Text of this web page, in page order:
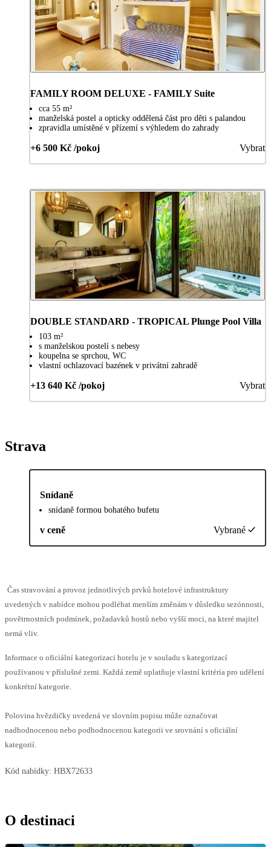
FAMILY ROOM DELUXE - FAMILY Suite
cca 55 m²
manželská postel a opticky oddělená část pro děti s palandou
zpravidla umístěné v přízemí s výhledem do zahrady
+6 500 Kč /pokoj Vybrat
DOUBLE STANDARD - TROPICAL Plunge Pool Villa
103 m²
s manželskou postelí s nebesy
koupelna se sprchou, WC
vlastní ochlazovací bazének v privátní zahradě
+13 640 Kč /pokoj Vybrat
Strava
Snídaně
snídaně formou bohatého bufetu
v ceně Vybrané
Čas stravování a provoz jednotlivých prvků hotelové infrastruktury
uvedených v nabídce mohou podléhat menším změnám v důsledku sezónnosti,
povětrnostních podmínek, požadavků hostů nebo vyšší moci, na které majitel
nemá vliv.
Informace o oficiální kategorizaci hotelu je v souladu s kategorizací
používanou v příslušné zemi. Každá země uplatňuje vlastní kritéria pro udělení
konkrétní kategorie.
Polovina hvězdičky uvedená ve slovním popisu může označovat
nadhodnocenou nebo podhodnocenou kategorii ve srovnání s oficiální
kategorií.
Kód nabídky: HBX72633
O destinaci